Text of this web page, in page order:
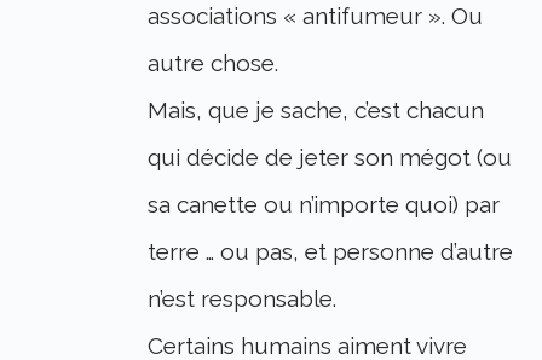
associations « antifumeur ». Ou
autre chose.
Mais, que je sache, c’est chacun
qui décide de jeter son mégot (ou
sa canette ou n’importe quoi) par
terre … ou pas, et personne d’autre
n’est responsable.
Certains humains aiment vivre